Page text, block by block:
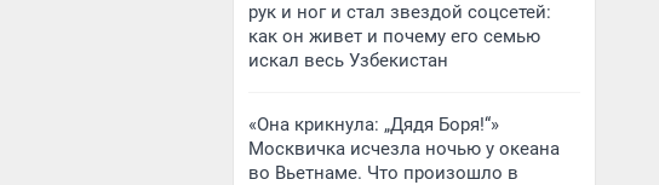
рук и ног и стал звездой соцсетей:
как он живет и почему его семью
искал весь Узбекистан
«Она крикнула: „Дядя Боря!“»
Москвичка исчезла ночью у океана
во Вьетнаме. Что произошло в